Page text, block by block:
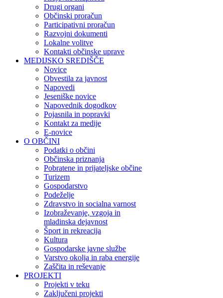
Drugi organi
Občinski proračun
Participativni proračun
Razvojni dokumenti
Lokalne volitve
Kontakti občinske uprave
MEDIJSKO SREDIŠČE
Novice
Obvestila za javnost
Napovedi
Jeseniške novice
Napovednik dogodkov
Pojasnila in popravki
Kontakt za medije
E-novice
O OBČINI
Podatki o občini
Občinska priznanja
Pobratene in prijateljske občine
Turizem
Gospodarstvo
Podeželje
Zdravstvo in socialna varnost
Izobraževanje, vzgoja in
mladinska dejavnost
Šport in rekreacija
Kultura
Gospodarske javne službe
Varstvo okolja in raba energije
Zaščita in reševanje
PROJEKTI
Projekti v teku
Zaključeni projekti